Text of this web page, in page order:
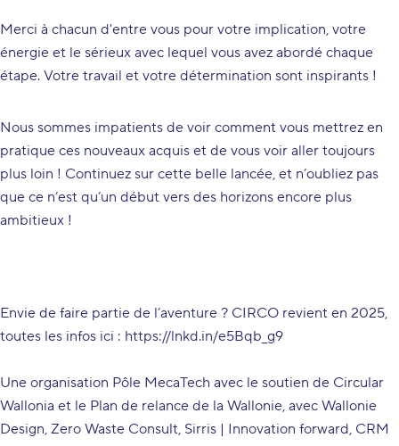
Merci à chacun d'entre vous pour votre implication, votre
énergie et le sérieux avec lequel vous avez abordé chaque
étape. Votre travail et votre détermination sont inspirants !
Nous sommes impatients de voir comment vous mettrez en
pratique ces nouveaux acquis et de vous voir aller toujours
plus loin ! Continuez sur cette belle lancée, et n’oubliez pas
que ce n’est qu’un début vers des horizons encore plus
ambitieux !
Envie de faire partie de l’aventure ? CIRCO revient en 2025,
toutes les infos ici : https://lnkd.in/e5Bqb_g9
Une organisation Pôle MecaTech avec le soutien de Circular
Wallonia et le Plan de relance de la Wallonie, avec Wallonie
Design, Zero Waste Consult, Sirris | Innovation forward, CRM